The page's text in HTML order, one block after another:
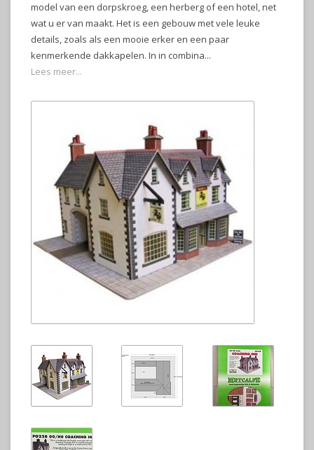
model van een dorpskroeg, een herberg of een hotel, net
wat u er van maakt. Het is een gebouw met vele leuke
details, zoals als een mooie erker en een paar
kenmerkende dakkapelen. In in combina...
Lees meer...